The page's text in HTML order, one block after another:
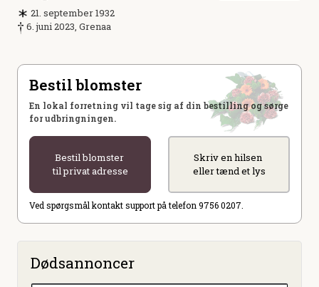
21. september 1932
6. juni 2023, Grenaa
Bestil blomster
En lokal forretning vil tage sig af din bestilling og sørge
for udbringningen.
Bestil blomster
til privat adresse
Skriv en hilsen
eller tænd et lys
Ved spørgsmål kontakt support på telefon 9756 0207.
Dødsannoncer